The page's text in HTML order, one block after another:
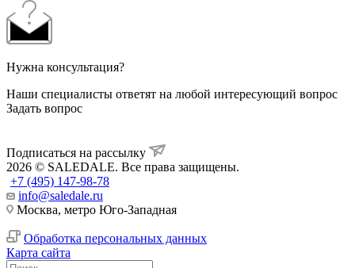
Нужна консультация?
Наши специалисты ответят на любой интересующий вопрос
Задать вопрос
Подписаться на рассылку
2026 © SALEDALE. Все права защищены.
+7 (495) 147-98-78
info@saledale.ru
Москва, метро Юго-Западная
Обработка персональных данных
Карта сайта